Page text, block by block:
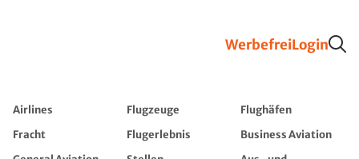
WerbefreiLogin
Airlines Flugzeuge
Flughäfen
Fracht
Flugerlebnis
Business Aviation